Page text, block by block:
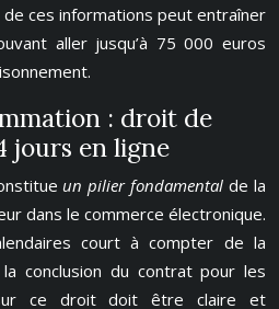
de ces informations peut entraîner
aller jusqu’à 75 000 euros
: droit de
jours en ligne
un pilier fondamentalde la
dans le commerce électronique.
court à compter de la
conclusion du contrat pour les
sur ce droit doit être claire et